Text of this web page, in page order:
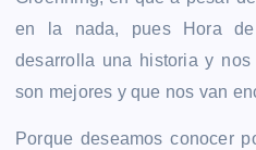
en la nada, pues Hora de
desarrolla una historia y
son mejores y que nos van
Porque deseamos conocer